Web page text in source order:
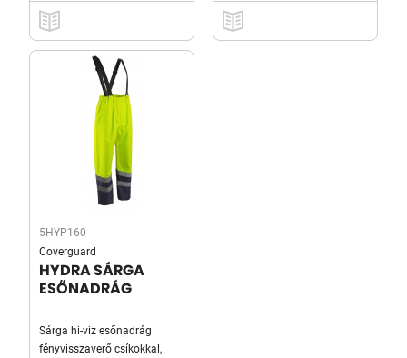
5HYP160
Coverguard
HYDRA SÁRGA
ESŐNADRÁG
Sárga hi-viz esőnadrág
fényvisszaverő csíkokkal,